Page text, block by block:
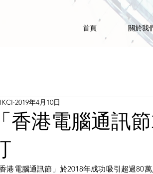
首頁 關於我
「香港電腦通訊
2019年4月10日
香港電腦通訊節」於2018年成功吸引超過80